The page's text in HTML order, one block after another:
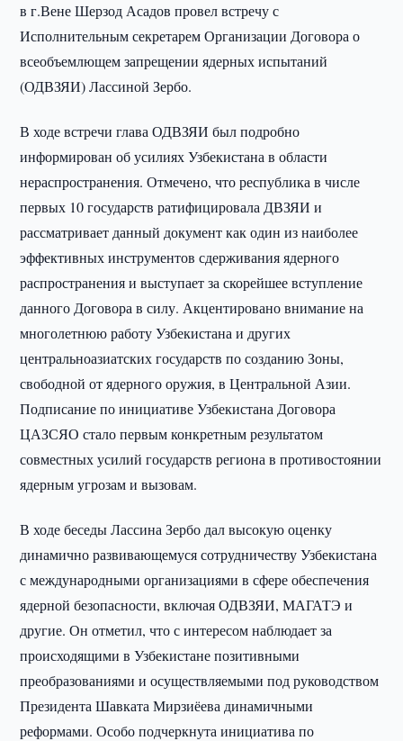
в г.Вене Шерзод Асадов провел встречу с
Исполнительным секретарем Организации Договора о
всеобъемлющем запрещении ядерных испытаний
(ОДВЗЯИ) Лассиной Зербо.
В ходе встречи глава ОДВЗЯИ был подробно
информирован об усилиях Узбекистана в области
нераспространения. Отмечено, что республика в числе
первых 10 государств ратифицировала ДВЗЯИ и
рассматривает данный документ как один из наиболее
эффективных инструментов сдерживания ядерного
распространения и выступает за скорейшее вступление
данного Договора в силу. Акцентировано внимание на
многолетнюю работу Узбекистана и других
центральноазиатских государств по созданию Зоны,
свободной от ядерного оружия, в Центральной Азии.
Подписание по инициативе Узбекистана Договора
ЦАЗСЯО стало первым конкретным результатом
совместных усилий государств региона в противостоянии
ядерным угрозам и вызовам.
В ходе беседы Лассина Зербо дал высокую оценку
динамично развивающемуся сотрудничеству Узбекистана
с международными организациями в сфере обеспечения
ядерной безопасности, включая ОДВЗЯИ, МАГАТЭ и
другие. Он отметил, что с интересом наблюдает за
происходящими в Узбекистане позитивными
преобразованиями и осуществляемыми под руководством
Президента Шавката Мирзиёева динамичными
реформами. Особо подчеркнута инициатива по